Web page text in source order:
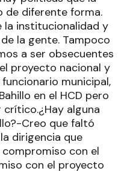
de diferente forma.
la institucionalidad y
la gente. Tampoco
a ser obsecuentes
proyecto nacional y
municipal,
en el HCD pero
alguna
Creo que faltó
dirigencia que
con el
con el proyecto